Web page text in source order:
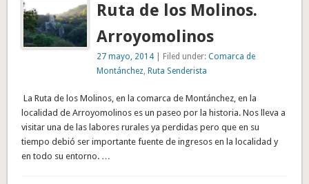
Ruta de los Molinos.
Arroyomolinos
27 mayo, 2014| Filed under: Comarca de
Montánchez, Ruta Senderista
La Ruta de los Molinos, en la comarca de Montánchez, en la
localidad de Arroyomolinos es un paseo por la historia. Nos lleva a
visitar una de las labores rurales ya perdidas pero que en su
tiempo debió ser importante fuente de ingresos en la localidad y
en todo su entorno. …